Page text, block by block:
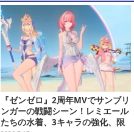
『ゼンゼロ』2周年MVでサンブリ
ンガーの戦闘シーン！レミエール
たちの水着、3キャラの強化、限